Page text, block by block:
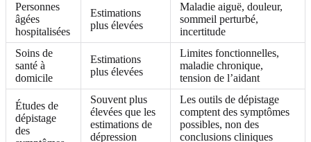
Personnes
âgées
hospitalisées
Estimations
plus élevées
Maladie aiguë, douleur,
sommeil perturbé,
incertitude
Soins de
santé à
domicile
Estimations
plus élevées
Limites fonctionnelles,
maladie chronique,
tension de l’aidant
Études de
dépistage
des
Souvent plus
élevées que les
estimations de
dépression
Les outils de dépistage
comptent des symptômes
possibles, non des
conclusions cliniques